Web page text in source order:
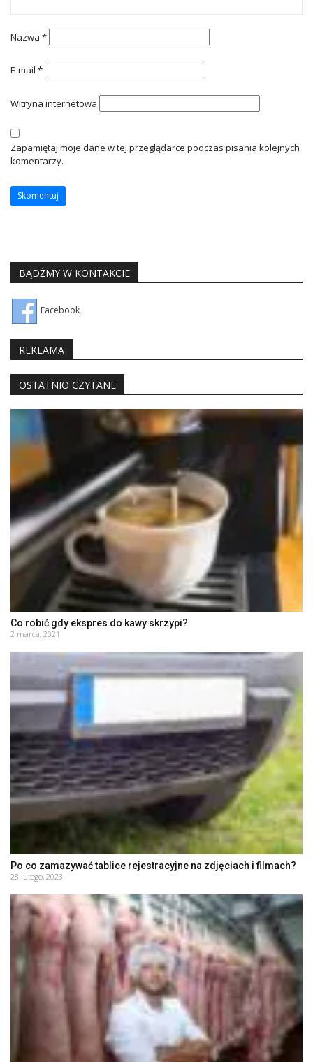
Nazwa *
E-mail *
Witryna internetowa
Zapamiętaj moje dane w tej przeglądarce podczas pisania kolejnych
komentarzy.
BĄDŹMY W KONTAKCIE
Facebook
REKLAMA
OSTATNIO CZYTANE
Co robić gdy ekspres do kawy skrzypi?
2 marca, 2021
Po co zamazywać tablice rejestracyjne na zdjęciach i filmach?
28 lutego, 2023